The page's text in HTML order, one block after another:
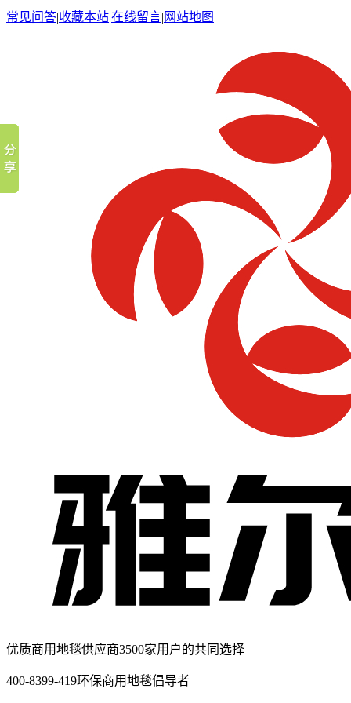
常见问答|收藏本站|在线留言| 网站地图
优质商用地毯供应商3500家用户的共同选择
400-8399-419环保商用地毯倡导者